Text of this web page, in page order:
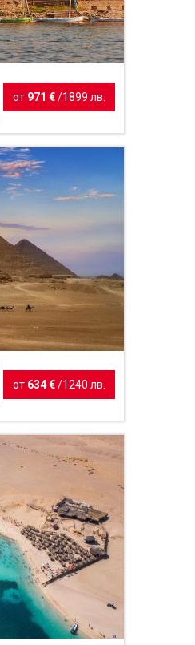
от 971 € / 1899 лв.
от 634 € / 1240 лв.